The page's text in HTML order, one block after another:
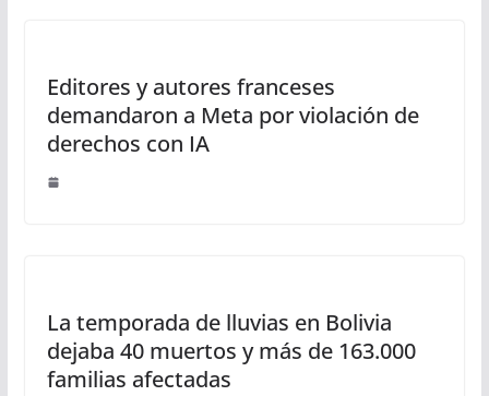
Editores y autores franceses
demandaron a Meta por violación de
derechos con IA
La temporada de lluvias en Bolivia
dejaba 40 muertos y más de 163.000
familias afectadas